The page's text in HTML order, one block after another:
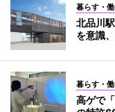
暮らす・働
北品川
を意識
暮らす・働
高ゲで